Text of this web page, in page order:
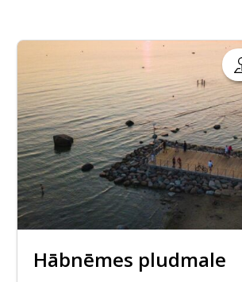
Hābnēmes pludmale